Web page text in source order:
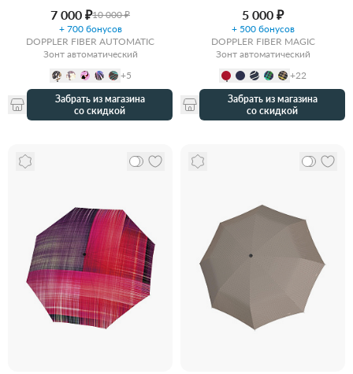
7 000 ₽10 000 ₽
+ 700 бонусов
DOPPLER FIBER AUTOMATIC
Зонт автоматический
+5
Забрать из магазина
со скидкой
5 000 ₽
+ 500 бонусов
DOPPLER FIBER MAGIC
Зонт автоматический
+22
Забрать из магазина
со скидкой